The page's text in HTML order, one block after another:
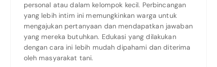
personal atau dalam kelompok kecil. Perbincangan
yang lebih intim ini memungkinkan warga untuk
mengajukan pertanyaan dan mendapatkan jawaban
yang mereka butuhkan. Edukasi yang dilakukan
dengan cara ini lebih mudah dipahami dan diterima
oleh masyarakat tani.